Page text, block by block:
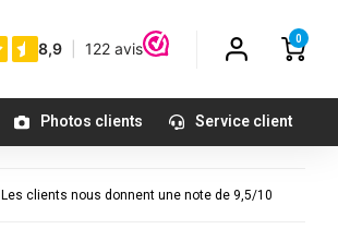
0
Photos clients Service client
Les clients nous donnent une note de 9,5/10